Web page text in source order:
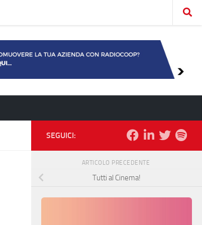
SEGUICI:
ARTICOLO PRECEDENTE
Tutti al Cinema!